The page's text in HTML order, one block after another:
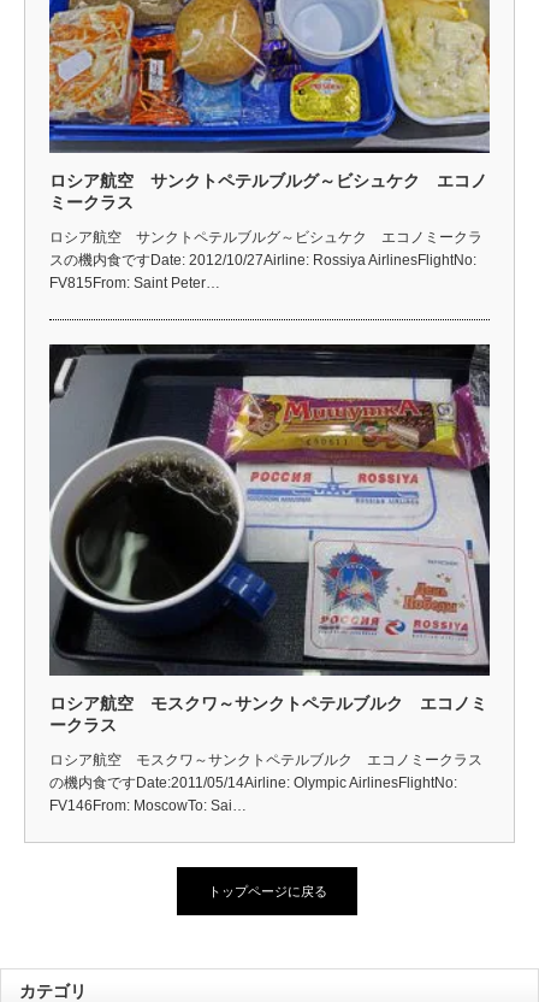
ロシア航空 サンクトペテルブルグ～ビシュケク エコノ
ミークラス
ロシア航空 サンクトペテルブルグ～ビシュケク エコノミークラ
スの機内食ですDate: 2012/10/27Airline: Rossiya AirlinesFlightNo:
FV815From: Saint Peter…
ロシア航空 モスクワ～サンクトペテルブルク エコノミ
ークラス
ロシア航空 モスクワ～サンクトペテルブルク エコノミークラス
の機内食ですDate:2011/05/14Airline: Olympic AirlinesFlightNo:
FV146From: MoscowTo: Sai…
トップページに戻る
カテゴリ